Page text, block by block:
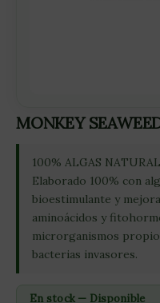
MONKEY
100% ALGAS
Elaborado 100% con
bioestimulante y
aminoácidos y
microrganismos
bacterias invasores.
En stock — Disponible